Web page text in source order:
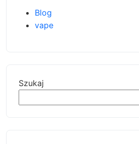
Blog
vape
Szukaj